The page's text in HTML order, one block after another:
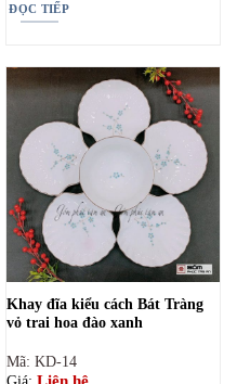
ĐỌC TIẾP
Khay đĩa kiểu cách Bát Tràng
vỏ trai hoa đào xanh
Mã: KD-14